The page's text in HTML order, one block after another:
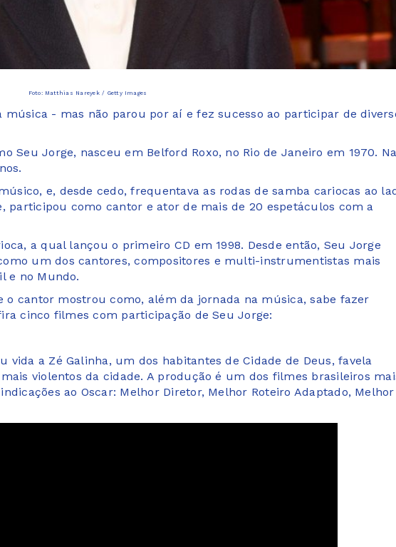
Foto: Matthias Nareyek / Getty Images
- mas não parou por aí e fez sucesso ao participar de
Seu Jorge, nasceu em Belford Roxo, no Rio de Janeiro em 1970.
e, desde cedo, frequentava as rodas de samba cariocas ao
participou como cantor e ator de mais de 20 espetáculos com a
a qual lançou o primeiro CD em 1998. Desde então, Seu Jorge
um dos cantores, compositores e multi-instrumentistas mais
e no Mundo.
o cantor mostrou como, além da jornada na música, sabe fazer
cinco filmes com participação de Seu Jorge:
vida a Zé Galinha, um dos habitantes de Cidade de Deus, favela
violentos da cidade. A produção é um dos filmes brasileiros
ao Oscar: Melhor Diretor, Melhor Roteiro Adaptado, Melhor